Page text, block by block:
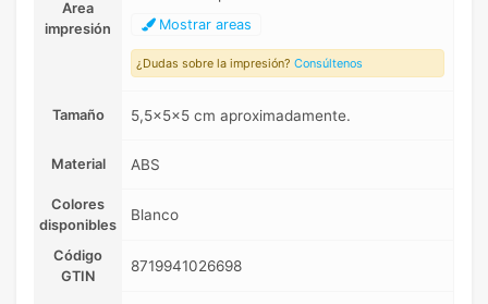
Area
impresión
Mostrar areas
¿Dudas sobre la impresión? Consúltenos
Tamaño 5,5x5x5 cm aproximadamente.
Material ABS
Colores
disponibles
Blanco
Código
GTIN
8719941026698